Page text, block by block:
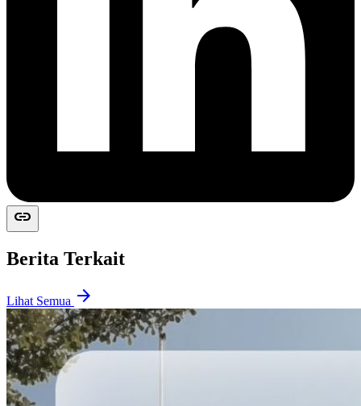
link
Berita Terkait
Lihat Semua arrow_forward